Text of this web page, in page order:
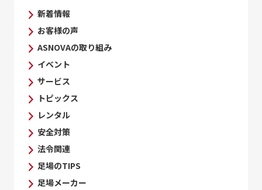
新着情報
お客様の声
ASNOVAの取り組み
イベント
サービス
トピックス
レンタル
安全対策
法令関連
足場のTIPS
足場メーカー